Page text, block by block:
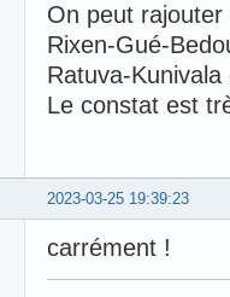
On peut
Rixen-Gué-
Ratuva-
Le constat est
2023-03-25 19:39:23
carrément !